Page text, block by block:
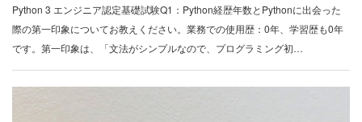
Python 3 エンジニア認定基礎試験Q1：Python経歴年数とPythonに出会った
際の第一印象についてお教えください。業務での使用歴：0年、学習歴も0年
です。第一印象は、「文法がシンプルなので、プログラミング初…